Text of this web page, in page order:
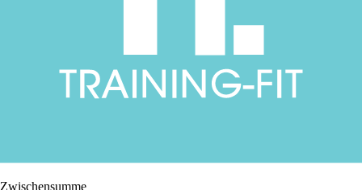
Zwischensumme